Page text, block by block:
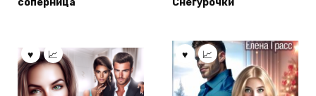
соперница
Снегурочки